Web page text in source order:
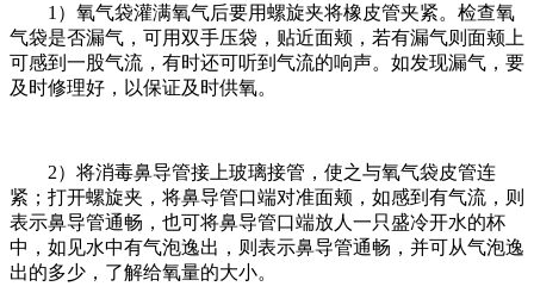
1）氧气袋灌满氧气后要用螺旋夹将橡皮管夹紧。检查氧
气袋是否漏气，可用双手压袋，贴近面颊，若有漏气则面颊上
可感到一股气流，有时还可听到气流的响声。如发现漏气，要
及时修理好，以保证及时供氧。
2）将消毒鼻导管接上玻璃接管，使之与氧气袋皮管连
紧；打开螺旋夹，将鼻导管口端对准面颊，如感到有气流，则
表示鼻导管通畅，也可将鼻导管口端放人一只盛冷开水的杯
中，如见水中有气泡逸出，则表示鼻导管通畅，并可从气泡逸
出的多少，了解给氧量的大小。